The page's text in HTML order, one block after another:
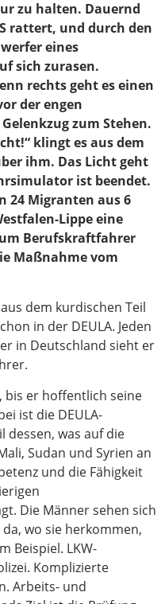
zu halten. Dauernd
rattert, und durch den
eines
sich zurasen.
rechts geht es einen
der engen
zum Stehen.
klingt es aus dem
ihm. Das Licht geht
ist beendet.
24 Migranten aus 6
Lippe eine
Berufskraftfahrer
Maßnahme vom
dem kurdischen Teil
in der DEULA. Jeden
in Deutschland sieht er
bis er hoffentlich seine
ist die DEULA-
dessen, was auf die
Sudan und Syrien an
und die Fähigkeit
Die Männer sehen sich
wo sie herkommen,
Beispiel. LKW-
Komplizierte
Arbeits- und